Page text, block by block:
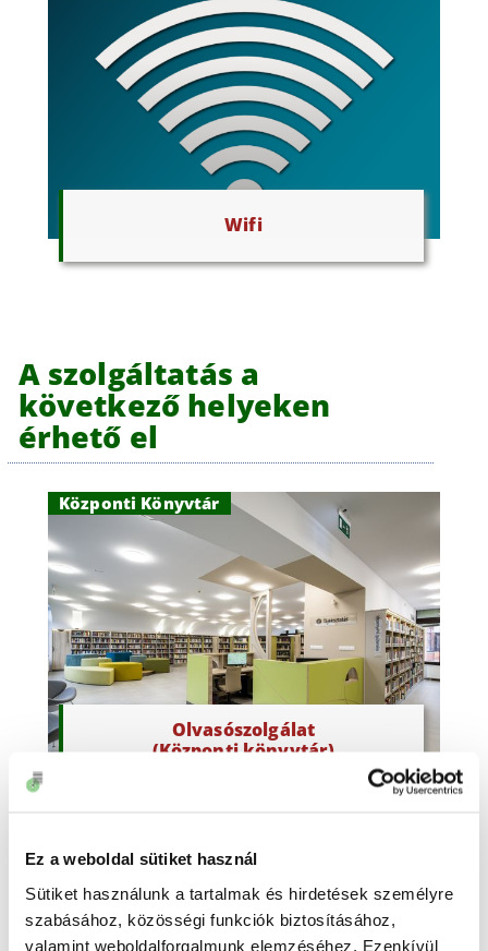
Ez a weboldal sütiket használ
Sütiket használunk a tartalmak és hirdetések személyre
szabásához, közösségi funkciók biztosításához,
valamint weboldalforgalmunk elemzéséhez. Ezenkívül
Wifi
A szolgáltatás a
következő helyeken
érhető el
Központi Könyvtár
Olvasószolgálat
(Központi könyvtár)
Kisfaludy Károly Könyvtár